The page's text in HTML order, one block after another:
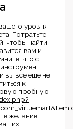
уровня
Потратьте
чтобы найти
вам и
что с
вы все еще не
к
пробную
желание